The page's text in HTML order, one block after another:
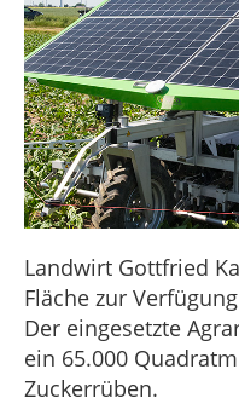
Landwirt Gottfried
Fläche zur
Der eingesetzte
ein 65.000
Zuckerrüben.